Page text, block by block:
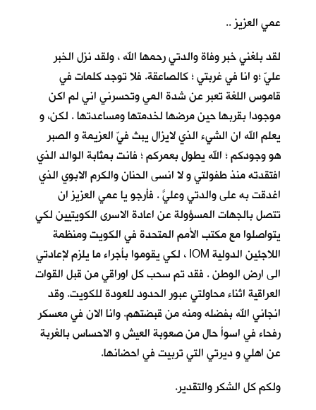
عمي العزيز ..
لقد بلغني خبر وفاة والدتي رحمها الله ، ولقد نزل الخبر
عليّ ؛و انا في غربتي ؛ كالصاعقة. فلا توجد كلمات في
قاموس اللغة تعبر عن شدة المي وتحسرني اني لم اكن
موجودا بقربها حين مرضها لخدمتها ومساعدتها . لكن، و
يعلم الله ان الشيء الذي لايزال يبث فيّ العزيمة و الصبر
هو وجودكم ؛ الله يطول بعمركم ؛ فانت بمثابة الوالد الذي
افتقدته منذ طفولتي و لا انسى الحنان والكرم الابوي الذي
اغدقت به على والدتي وعليَّ . فأرجو يا عمي العزيز ان
تتصل بالجهات المسؤولة عن اعادة الاسرى الكويتيين لكي
يتواصلوا مع مكتب الأمم المتحدة في الكويت ومنظمة
اللاجئين الدولية IOM ، لكي يقوموا بأجراء ما يلزم لإعادتي
الى ارض الوطن . فقد تم سحب كل اوراقي من قبل القوات
العراقية اثناء محاولتي عبور الحدود للعودة للكويت. وقد
انجاني الله بفضله ومنه من قبضتهم. وانا الان في معسكر
رفحاء في اسوأ حال من صعوبة العيش و الاحساس بالغربة
عن اهلي و ديرتي التي تربيت في احضانها.
ولكم كل الشكر والتقدير.